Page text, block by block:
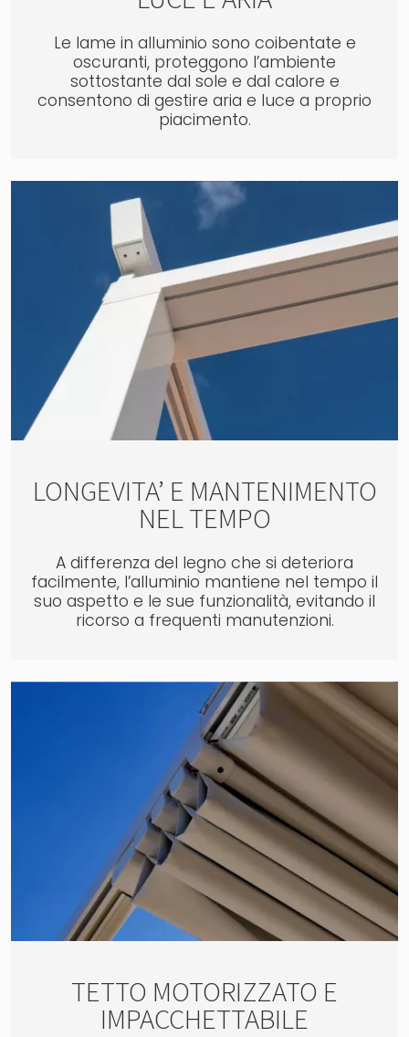
Le lame in alluminio sono coibentate e
oscuranti, proteggono l’ambiente
sottostante dal sole e dal calore e
consentono di gestire aria e luce a proprio
piacimento.
LONGEVITA’ E MANTENIMENTO
NEL TEMPO
A differenza del legno che si deteriora
facilmente, l’alluminio mantiene nel tempo il
suo aspetto e le sue funzionalità, evitando il
ricorso a frequenti manutenzioni.
TETTO MOTORIZZATO E
IMPACCHETTABILE